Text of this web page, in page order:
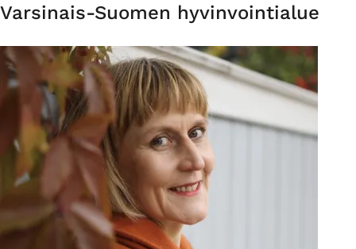
Organisaatio
Varsinais-Suomen hyvinvointialue